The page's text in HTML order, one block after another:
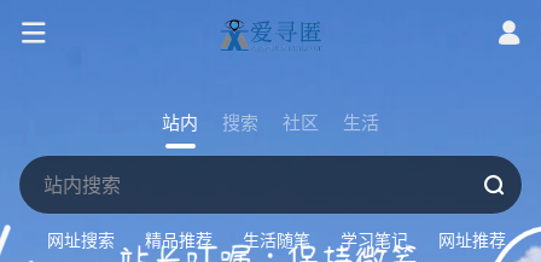
站内 搜索 社区 生活
网址搜索 精品推荐 生活随笔 学习笔记 网址推荐